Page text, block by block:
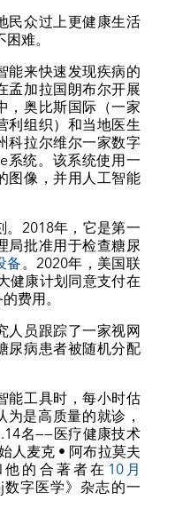
民众过上更健康生活
难。
能来快速发现疾病的
孟加拉国朗布尔开展
，奥比斯国际（一家
利组织）和当地医生
科拉尔维尔一家数字
系统。该系统使用一
图像，并用人工智能
2018年，它是第一
局批准用于检查糖尿
备。2020年，美国联
健康计划同意支付在
费用。
人员跟踪了一家视网
尿病患者被随机分配
能工具时，每小时估
是高质量的就诊，
名——医疗健康技术
人麦克 • 阿布拉莫夫
他的合著者在 10月
字医学》杂志的一